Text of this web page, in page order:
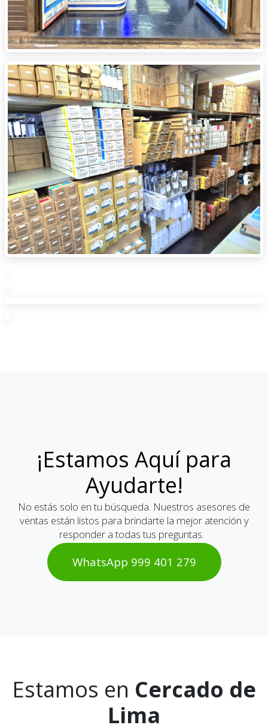
¡Estamos Aquí para
Ayudarte!
No estás solo en tu búsqueda. Nuestros asesores de
ventas están listos para brindarte la mejor atención y
responder a todas tus preguntas.
WhatsAp​​​​p 999 401 2​​79
Estamos en Cercado de
Lima